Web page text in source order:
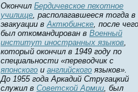
Окончил Бердичевское пехотное
училище , располагавшееся тогда в
эвакуации в Актюбинске , после чего
был откомандирован в Военный
институт иностранных языков
который окончил в 1949 году по
специальности «переводчик с
японского и английского языков».
До 1955 года Аркадий Стругацкий
служил в Советской Армии , был